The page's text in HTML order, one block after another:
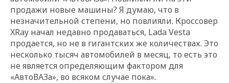
продажи новые машины? Я думаю, что в
незначительной степени, но повлияли. Кроссовер
XRay начал недавно продаваться, Lada Vesta
продается, но не в гигантских же количествах. Это
несколько тысяч автомобилей в месяц, то есть это
не является определяющим фактором для
«АвтоВАЗа», во всяком случае пока».